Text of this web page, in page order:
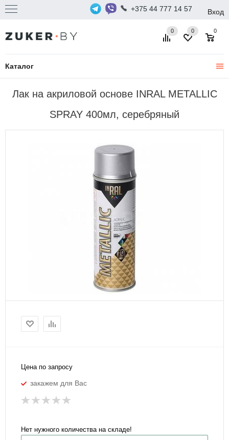
+375 44 777 14 57 Вход
Каталог
0 0
0
Лак на акриловой основе INRAL METALLIC
SPRAY 400мл, серебряный
Цена по запросу
закажем для Вас
Нет нужного количества на складе!